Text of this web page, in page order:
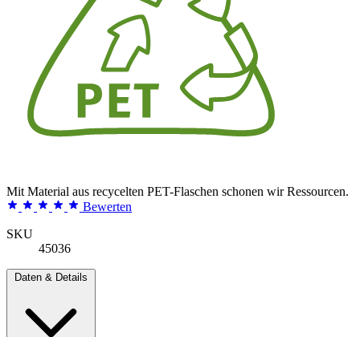
Mit Material aus recycelten PET-Flaschen schonen wir Ressourcen.
Bewerten
SKU
45036
Daten & Details